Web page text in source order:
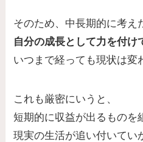
そのため、中長期的に考え
自分の成長として力を付け
いつまで経っても現状は変
これも厳密にいうと、
短期的に収益が出るものを
現実の生活が追い付いてい